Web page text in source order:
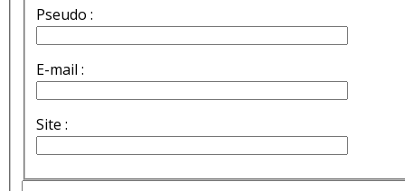
Pseudo :
E-mail :
Site :